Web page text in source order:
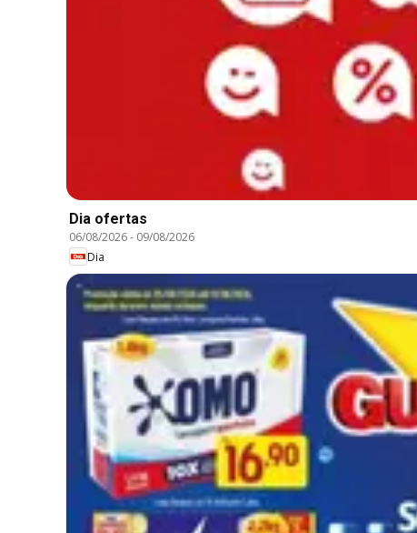
Dia ofertas
06/08/2026- 09/08/2026
Dia